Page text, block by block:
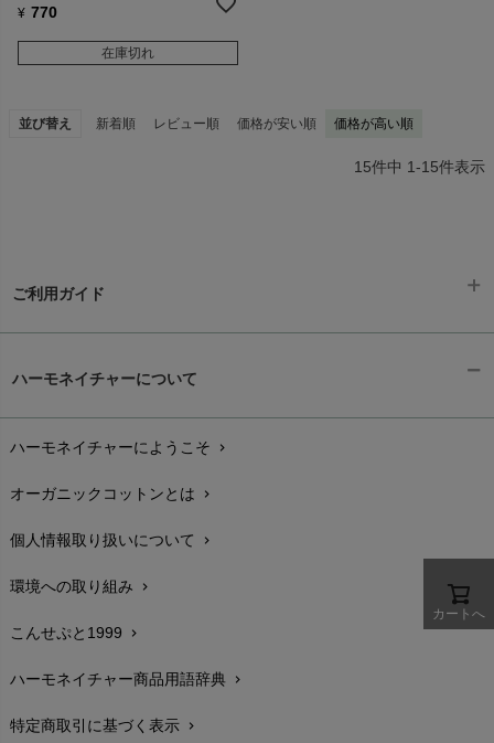
¥ 770
在庫切れ
並び替え 新着順 レビュー順 価格が安い順 価格が高い順
15件中 1-15件表示
カートへ
ご利用ガイド
配送と送料chevron_right
在庫状況と発送予定chevron_right
サイズ・寸法chevron_right
生地・素材chevron_right
お手入れについて
レビューを書こうchevron_right
返品交換chevron_right
ハーモネイチャーについて
ハーモネイチャーにようこそ chevron_right
オーガニックコットンとは chevron_right
個人情報取り扱いについて chevron_right
環境への取り組み chevron_right
こんせぷと1999 chevron_right
ハーモネイチャー商品用語辞典 chevron_right
特定商取引に基づく表示 chevron_right